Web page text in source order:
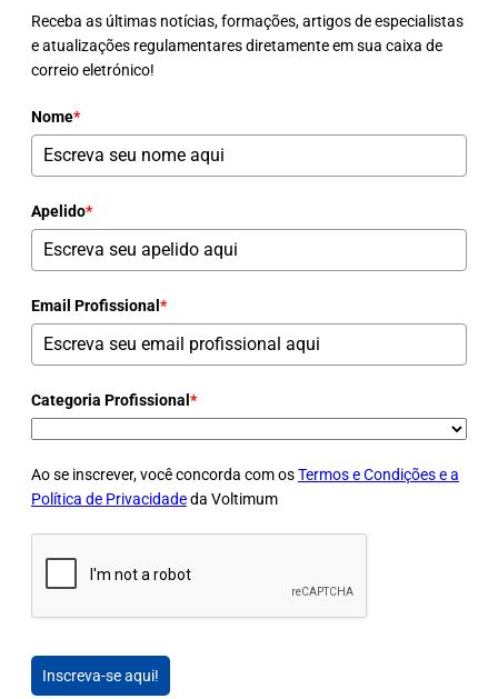
Receba as últimas notícias, formações, artigos de especialistas
e atualizações regulamentares diretamente em sua caixa de
correio eletrónico!
Nome*
Apelido*
Email Profissional *
Categoria Profissional *
Ao se inscrever, você concorda com osTermos e Condições e a
Política de Privacidadeda Voltimum
Inscreva-se aqui!